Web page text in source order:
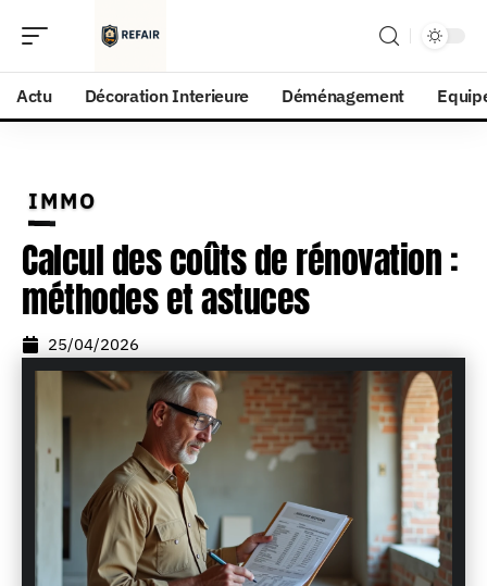
Actu Décoration Interieure Déménagement
IMMO
Calcul des coûts de rénovation :
méthodes et astuces
25/04/2026